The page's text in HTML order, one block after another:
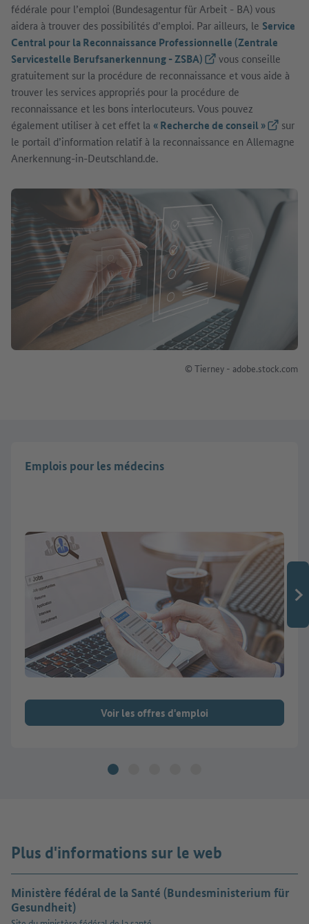
© Tierney - adobe.stock.com
fédérale pour l’emploi (Bundesagentur für Arbeit - BA) vous
aidera à trouver des possibilités d’emploi. Par ailleurs, le Service
Central pour la Reconnaissance Professionnelle (Zentrale
Servicestelle Berufsanerkennung - ZSBA)(Lien externe)
vous conseille
gratuitement sur la procédure de reconnaissance et vous aide à
trouver les services appropriés pour la procédure de
reconnaissance et les bons interlocuteurs. Vous pouvez
également utiliser à cet effet la « Recherche de conseil »(Lien
sur
le portail d’information relatif à la reconnaissance en Allemagne
Anerkennung-in-Deutschland.de.
Emplois pour les médecins
Voir les offres d'emploi
Plus d'informations sur le web
Ministère fédéral de la Santé (Bundesministerium für
Gesundheit)